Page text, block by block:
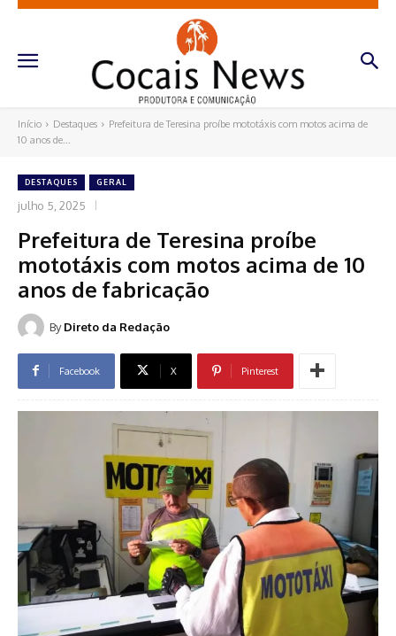
Início Destaques
Prefeitura de Teresina proíbe mototáxis com motos acima de
10 anos de...
DESTAQUES GERAL
julho 5, 2025
Prefeitura de Teresina proíbe
mototáxis com motos acima de 10
anos de fabricação
By Direto da Redação
Facebook X Pinterest